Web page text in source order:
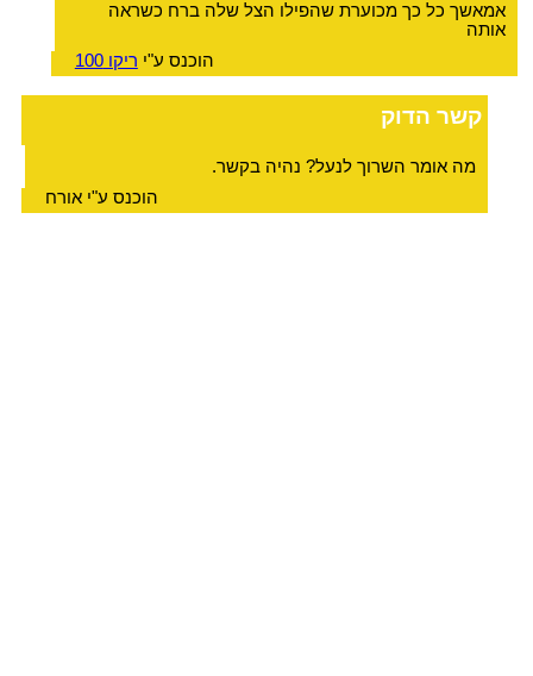
אמאשך כל כך מכוערת שהפילו הצל שלה ברח כשראה
אותה
הוכנס ע"י ריקו 100
קשר הדוק
מה אומר השרוך לנעל? נהיה בקשר.
הוכנס ע"י אורח